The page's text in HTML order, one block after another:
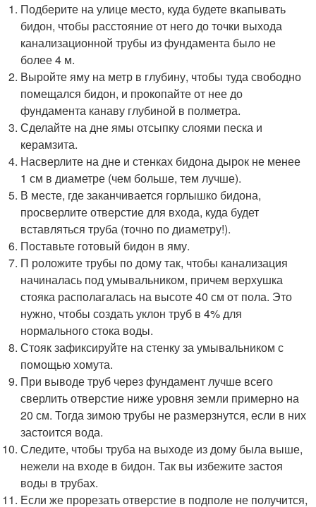
Подберите на улице место, куда будете вкапывать
бидон, чтобы расстояние от него до точки выхода
канализационной трубы из фундамента было не
более 4 м.
Выройте яму на метр в глубину, чтобы туда свободно
помещался бидон, и прокопайте от нее до
фундамента канаву глубиной в полметра.
Сделайте на дне ямы отсыпку слоями песка и
керамзита.
Насверлите на дне и стенках бидона дырок не менее
1 см в диаметре (чем больше, тем лучше).
В месте, где заканчивается горлышко бидона,
просверлите отверстие для входа, куда будет
вставляться труба (точно по диаметру!).
Поставьте готовый бидон в яму.
П роложите трубы по дому так, чтобы канализация
начиналась под умывальником, причем верхушка
стояка располагалась на высоте 40 см от пола. Это
нужно, чтобы создать уклон труб в 4% для
нормального стока воды.
Стояк зафиксируйте на стенку за умывальником с
помощью хомута.
При выводе труб через фундамент лучше всего
сверлить отверстие ниже уровня земли примерно на
20 см. Тогда зимою трубы не размерзнутся, если в них
застоится вода.
Следите, чтобы труба на выходе из дому была выше,
нежели на входе в бидон. Так вы избежите застоя
воды в трубах.
Если же прорезать отверстие в подполе не получится,